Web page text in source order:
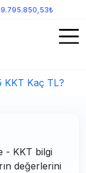
KKT Kaç TL?
- KKT bilgi
değerlerini